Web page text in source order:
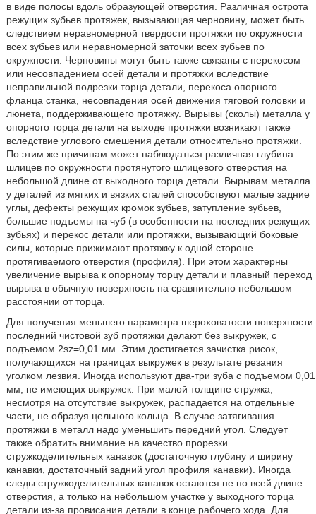
в виде полосы вдоль образующей отверстия. Различная острота
режущих зубьев протяжек, вызывающая черновину, может быть
следствием неравномерной твердости протяжки по окружности
всех зубьев или неравномерной заточки всех зубьев по
окружности. Черновины могут быть также связаны с перекосом
или несовпадением осей детали и протяжки вследствие
неправильной подрезки торца детали, перекоса опорного
фланца станка, несовпадения осей движения тяговой головки и
люнета, поддерживающего протяжку. Вырывы (сколы) металла у
опорного торца детали на выходе протяжки возникают также
вследствие углового смешения детали относительно протяжки.
По этим же причинам может наблюдаться различная глубина
шлицев по окружности протянутого шлицевого отверстия на
небольшой длине от выходного торца детали. Вырывам металла
у деталей из мягких и вязких сталей способствуют малые задние
углы, дефекты режущих кромок зубьев, затупление зубьев,
большие подъемы на чуб (в особенности на последних режущих
зубьях) и перекос детали или протяжки, вызывающий боковые
силы, которые прижимают протяжку к одной стороне
протягиваемого отверстия (профиля). При этом характерны
увеличение вырыва к опорному торцу детали и плавный переход
вырыва в обычную поверхность на сравнительно небольшом
расстоянии от торца.
Для получения меньшего параметра шероховатости поверхности
последний чистовой зуб протяжки делают без выкружек, с
подъемом 2sz=0,01 мм. Этим достигается зачистка рисок,
получающихся на границах выкружек в результате резания
уголком лезвия. Иногда используют два-три зуба с подъемом 0,01
мм, не имеющих выкружек. При малой толщине стружка,
несмотря на отсутствие выкружек, распадается на отдельные
части, не образуя цельного кольца. В случае затягивания
протяжки в металл надо уменьшить передний угол. Следует
также обратить внимание на качество прорезки
стружкоделительных канавок (достаточную глубину и ширину
канавки, достаточный задний угол профиля канавки). Иногда
следы стружкоделительных канавок остаются не по всей длине
отверстия, а только на небольшом участке у выходного торца
детали из-за провисания детали в конце рабочего хода. Для